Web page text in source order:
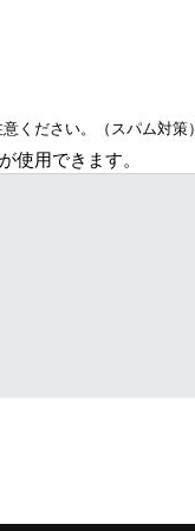
ください。（スパム対策）
使用できます。